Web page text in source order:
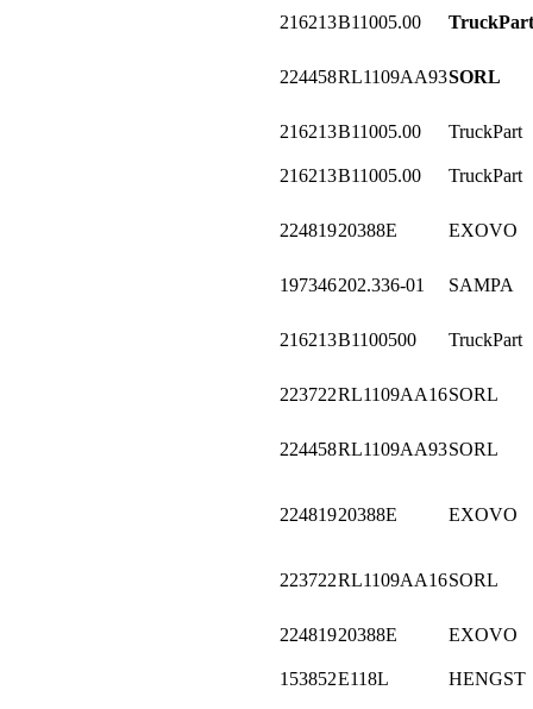
216213B11005.00 TruckPart
224458RL1109AA93SORL
216213B11005.00 TruckPart
216213B11005.00 TruckPart
22481920388E EXOVO
197346202.336-01 SAMPA
216213B1100500 TruckPart
223722RL1109AA16SORL
224458RL1109AA93SORL
22481920388E EXOVO
223722RL1109AA16SORL
22481920388E EXOVO
153852E118L HENGST